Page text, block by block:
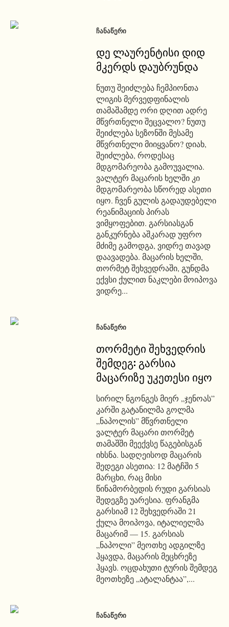
ᲩᲐᲜᲐᲬᲔᲠᲘ
დე ლაურენტისი დიდ
მკერდს დაუბრუნდა
ნუთუ შეიძლება ჩემპიონთა
ლიგის მერვედფინალის
თამაშამდე ორი დღით ადრე
მწვრთნელი შეცვალო? ნუთუ
შეიძლება სეზონში მესამე
მწვრთნელი მიიყვანო? დიახ,
შეიძლება, როდესაც
მდგომარეობა გამოუვალია.
ვალტერ მაცარის ხელში კი
მდგომარეობა სწორედ ასეთი
იყო. ჩვენ გულის გადაუდებელი
რეანიმაციის პირას
ვიმყოფებით. გარსიასგან
განკურნება აშკარად უფრო
მძიმე გამოდგა, ვიდრე თავად
დაავადება. მაცარის ხელში,
თორმეტ შეხვედრაში, გუნდმა
ექვსი ქულით ნაკლები მოიპოვა
ვიდრე...
ᲩᲐᲜᲐᲬᲔᲠᲘ
თორმეტი შეხვედრის
შემდეგ: გარსია
მაცარიზე უკეთესი იყო
სირილ ნგონგეს მიერ „ჯენოას”
კარში გატანილმა გოლმა
„ნაპოლის” მწვრთნელი
ვალტერ მაცარი თორმეტ
თამაშში მეექვსე წაგებისგან
იხსნა. სადღეისოდ მაცარის
შედეგი ასეთია: 12 მატჩში 5
მარცხი, რაც მისი
წინამორბედის რუდი გარსიას
შედეგზე უარესია. ფრანგმა
გარსიამ 12 შეხვედრაში 21
ქულა მოიპოვა, იტალიელმა
მაცარიმ — 15. გარსიას
„ნაპოლი” მეოთხე ადგილზე
ჰყავდა, მაცარის მეცხრეზე
ჰყავს. ოცდახუთი ტურის შემდეგ
მეოთხეზე „ატალანტაა”,...
ᲩᲐᲜᲐᲬᲔᲠᲘ